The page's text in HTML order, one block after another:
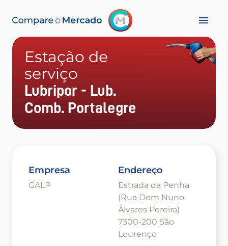
Estação de
serviço
Lubripor - Lub.
Comb. Portalegre
Empresa
GALP
Endereço
Estrada da Penha
(Rua Dom Nuno
Álvares Pereira)
7300-200 São
Lourenço